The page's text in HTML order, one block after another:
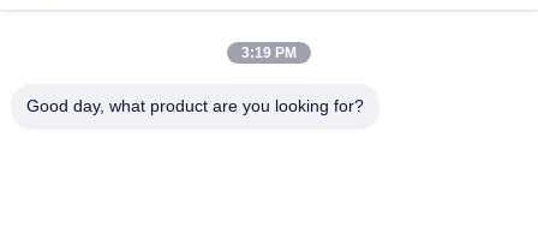
16100 Bagger Hauptteile
VOE14541591 Bohrer-Hauptsteuerventil für Volvo EC290B
3:19 PM
Good day, what product are you looking for?